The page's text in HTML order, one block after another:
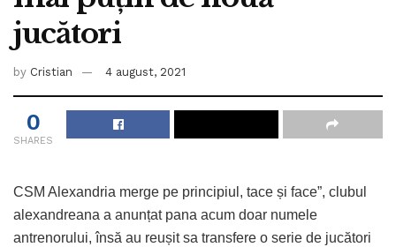
jucători
by Cristian 4 august, 2021
0
SHARES
CSM Alexandria merge pe principiul, tace și face”, clubul
alexandreana a anunțat pana acum doar numele
antrenorului, însă au reușit sa transfere o serie de jucători